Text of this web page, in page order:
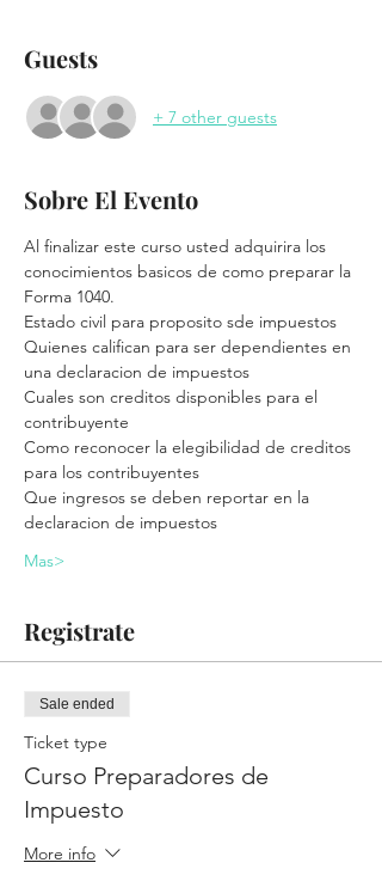
Guests
+ 7 other guests
Sobre El Evento
Al finalizar este curso usted adquirira los
conocimientos basicos de como preparar la
Forma 1040.
Estado civil para proposito sde impuestos
Quienes califican para ser dependientes en
una declaracion de impuestos
Cuales son creditos disponibles para el
contribuyente
Como reconocer la elegibilidad de creditos
para los contribuyentes
Que ingresos se deben reportar en la
declaracion de impuestos
Mas>
Registrate
Sale ended
Ticket type
Curso Preparadores de
Impuesto
More info